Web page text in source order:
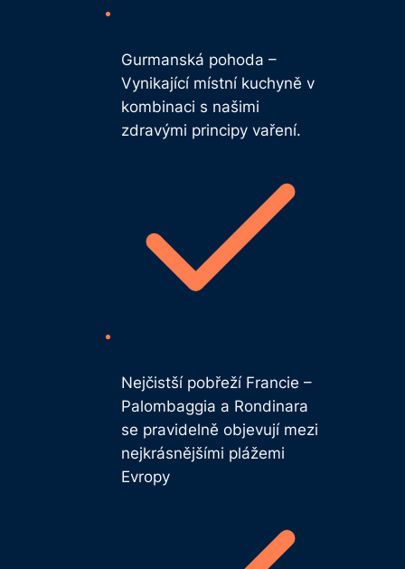
Gurmanská pohoda –
Vynikající místní kuchyně v
kombinaci s našimi
zdravými principy vaření.
Nejčistší pobřeží Francie –
Palombaggia a Rondinara
se pravidelně objevují mezi
nejkrásnějšími plážemi
Evropy